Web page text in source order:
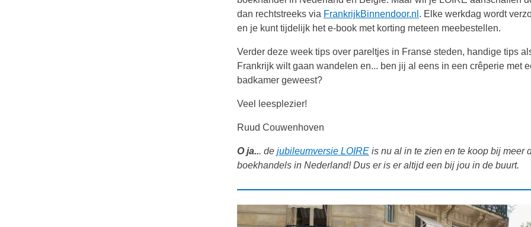
dan rechtstreeks via FrankrijkBinnendoor.nl . Elke werkdag wordt
en je kunt tijdelijk het e-book met korting meteen meebestellen.
Verder deze week tips over pareltjes in Franse steden, handige tips
Frankrijk wilt gaan wandelen en... ben jij al eens in een crêperie met
badkamer geweest?
Veel leesplezier!
Ruud Couwenhoven
O ja... de jubileumversie LOIRE is nu al in te zien en te koop bij meer
boekhandels in Nederland! Dus er is er altijd een bij jou in de buurt.